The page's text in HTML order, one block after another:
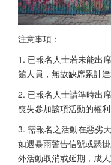
注意事項：
1. 已報名人士若未能出
館人員，無故缺席累計
2. 已報名人士請準時出
喪失參加該項活動的權利
3. 需報名之活動在惡劣
如遇暴雨警告信號或懸
外活動取消或延期，成